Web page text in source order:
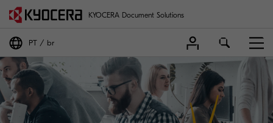
KYOCERA Document Solutions
PT br